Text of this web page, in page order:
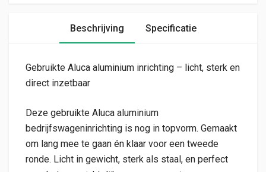
Beschrijving Specificatie
Gebruikte Aluca aluminium inrichting – licht, sterk en
direct inzetbaar
Deze gebruikte Aluca aluminium
bedrijfswageninrichting is nog in topvorm. Gemaakt
om lang mee te gaan én klaar voor een tweede
ronde. Licht in gewicht, sterk als staal, en perfect